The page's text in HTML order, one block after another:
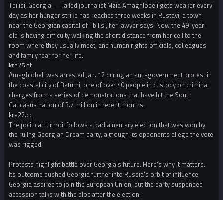
Tbilisi, Georgia — Jailed journalist Mzia Amaghlobeli gets weaker every
day as her hunger strike has reached three weeks in Rustavi, a town
near the Georgian capital of Tbilisi, her lawyer says. Now the 49-year-
old is having difficulty walking the short distance from her cell to the
room where they usually meet, and human rights officials, colleagues
and family fear for her life.
kra25 at
Amaghlobeli was arrested Jan. 12 during an anti-government protest in
the coastal city of Batumi, one of over 40 people in custody on criminal
charges from a series of demonstrations that have hit the South
Caucasus nation of 3.7 million in recent months.
kra22.cc
The political turmoil follows a parliamentary election that was won by
the ruling Georgian Dream party, although its opponents allege the vote
was rigged.
Protests highlight battle over Georgia's future. Here's why it matters.
Its outcome pushed Georgia further into Russia's orbit of influence.
Georgia aspired to join the European Union, but the party suspended
accession talks with the bloc after the election.